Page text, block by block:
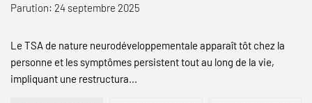
Parution: 24 septembre 2025
Le TSA de nature neurodéveloppementale apparaît tôt chez la
personne et les symptômes persistent tout au long de la vie,
impliquant une restructura...